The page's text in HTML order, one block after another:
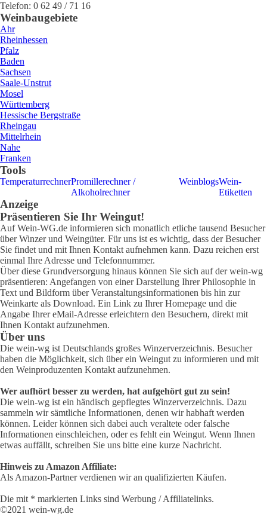
Telefon: 0 62 49 / 71 16
Weinbaugebiete
Ahr
Rheinhessen
Pfalz
Baden
Sachsen
Saale-Unstrut
Mosel
Württemberg
Hessische Bergstraße
Rheingau
Mittelrhein
Nahe
Franken
Tools
TemperaturrechnerPromillerechner /
Alkoholrechner
WeinblogsWein-
Etiketten
Anzeige
Präsentieren Sie Ihr Weingut!
Auf Wein-WG.de informieren sich monatlich etliche tausend Besucher
über Winzer und Weingüter. Für uns ist es wichtig, dass der Besucher
Sie findet und mit Ihnen Kontakt aufnehmen kann. Dazu reichen erst
einmal Ihre Adresse und Telefonnummer.
Über diese Grundversorgung hinaus können Sie sich auf der wein-wg
präsentieren: Angefangen von einer Darstellung Ihrer Philosophie in
Text und Bildform über Veranstaltungsinformationen bis hin zur
Weinkarte als Download. Ein Link zu Ihrer Homepage und die
Angabe Ihrer eMail-Adresse erleichtern den Besuchern, direkt mit
Ihnen Kontakt aufzunehmen.
Über uns
Die wein-wg ist Deutschlands großes Winzerverzeichnis. Besucher
haben die Möglichkeit, sich über ein Weingut zu informieren und mit
den Weinproduzenten Kontakt aufzunehmen.
Wer aufhört besser zu werden, hat aufgehört gut zu sein!
Die wein-wg ist ein händisch gepflegtes Winzerverzeichnis. Dazu
sammeln wir sämtliche Informationen, denen wir habhaft werden
können. Leider können sich dabei auch veraltete oder falsche
Informationen einschleichen, oder es fehlt ein Weingut. Wenn Ihnen
etwas auffällt, schreiben Sie uns bitte eine kurze Nachricht.
Hinweis zu Amazon Affiliate:
Als Amazon-Partner verdienen wir an qualifizierten Käufen.
Die mit * markierten Links sind Werbung / Affiliatelinks.
©2021 wein-wg.de